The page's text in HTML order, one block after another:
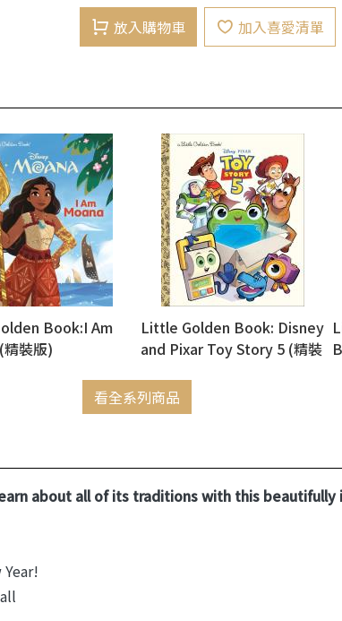
放入購物車 加入喜愛清單
Book:I Am
裝版)
Little Golden Book: Disney
and Pixar Toy Story 5 (精裝
看全系列商品
about all of its traditions with this